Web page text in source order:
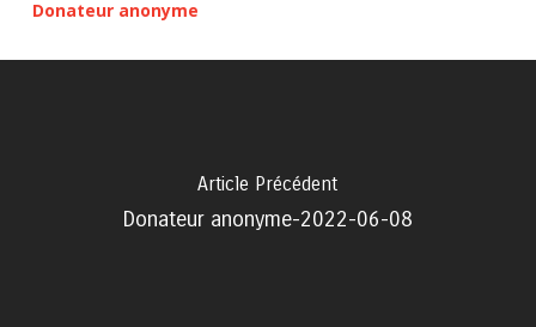
Donateur anonyme
Article Précédent
Donateur anonyme-2022-06-08